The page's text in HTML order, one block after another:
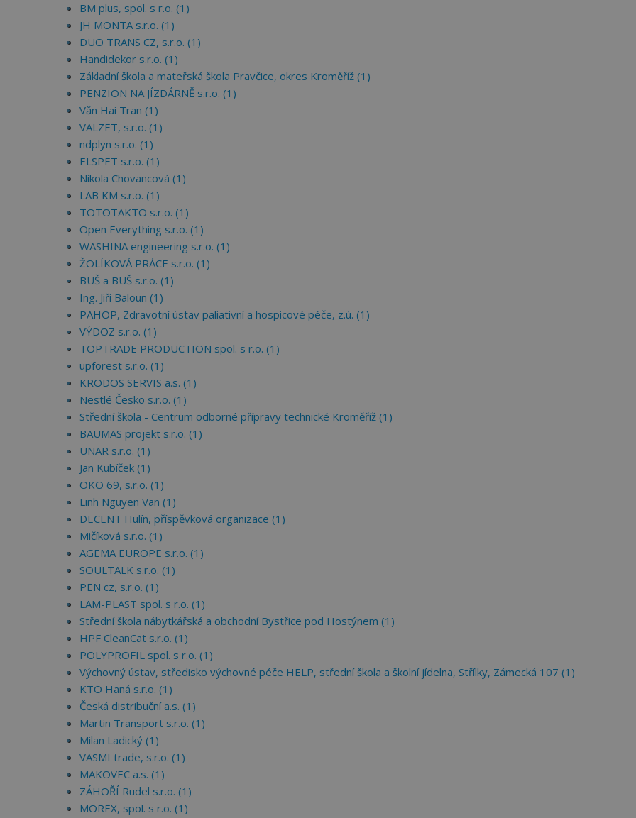
BM plus, spol. s r.o. (1)
JH MONTA s.r.o. (1)
DUO TRANS CZ, s.r.o. (1)
Handidekor s.r.o. (1)
Základní škola a mateřská škola Pravčice, okres Kroměříž (1)
PENZION NA JÍZDÁRNĚ s.r.o. (1)
Văn Hai Tran (1)
VALZET, s.r.o. (1)
ndplyn s.r.o. (1)
ELSPET s.r.o. (1)
Nikola Chovancová (1)
LAB KM s.r.o. (1)
TOTOTAKTO s.r.o. (1)
Open Everything s.r.o. (1)
WASHINA engineering s.r.o. (1)
ŽOLÍKOVÁ PRÁCE s.r.o. (1)
BUŠ a BUŠ s.r.o. (1)
Ing. Jiří Baloun (1)
PAHOP, Zdravotní ústav paliativní a hospicové péče, z.ú. (1)
VÝDOZ s.r.o. (1)
TOPTRADE PRODUCTION spol. s r.o. (1)
upforest s.r.o. (1)
KRODOS SERVIS a.s. (1)
Nestlé Česko s.r.o. (1)
Střední škola - Centrum odborné přípravy technické Kroměříž (1)
BAUMAS projekt s.r.o. (1)
UNAR s.r.o. (1)
Jan Kubíček (1)
OKO 69, s.r.o. (1)
Linh Nguyen Van (1)
DECENT Hulín, příspěvková organizace (1)
Mičíková s.r.o. (1)
AGEMA EUROPE s.r.o. (1)
SOULTALK s.r.o. (1)
PEN cz, s.r.o. (1)
LAM-PLAST spol. s r.o. (1)
Střední škola nábytkářská a obchodní Bystřice pod Hostýnem (1)
HPF CleanCat s.r.o. (1)
POLYPROFIL spol. s r.o. (1)
Výchovný ústav, středisko výchovné péče HELP, střední škola a školní jídelna, Střílky, Zámecká 107 (1)
KTO Haná s.r.o. (1)
Česká distribuční a.s. (1)
Martin Transport s.r.o. (1)
Milan Ladický (1)
VASMI trade, s.r.o. (1)
MAKOVEC a.s. (1)
ZÁHOŘÍ Rudel s.r.o. (1)
MOREX, spol. s r.o. (1)